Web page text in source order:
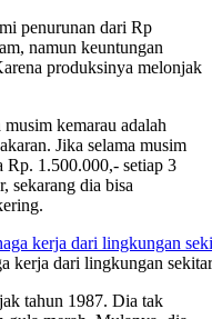
penurunan dari Rp
namun keuntungan
produksinya melonjak
kemarau adalah
Jika selama musim
Rp. 1.500.000,- setiap 3
sekarang dia bisa
kerja dari lingkungan
tahun 1987. Dia tak